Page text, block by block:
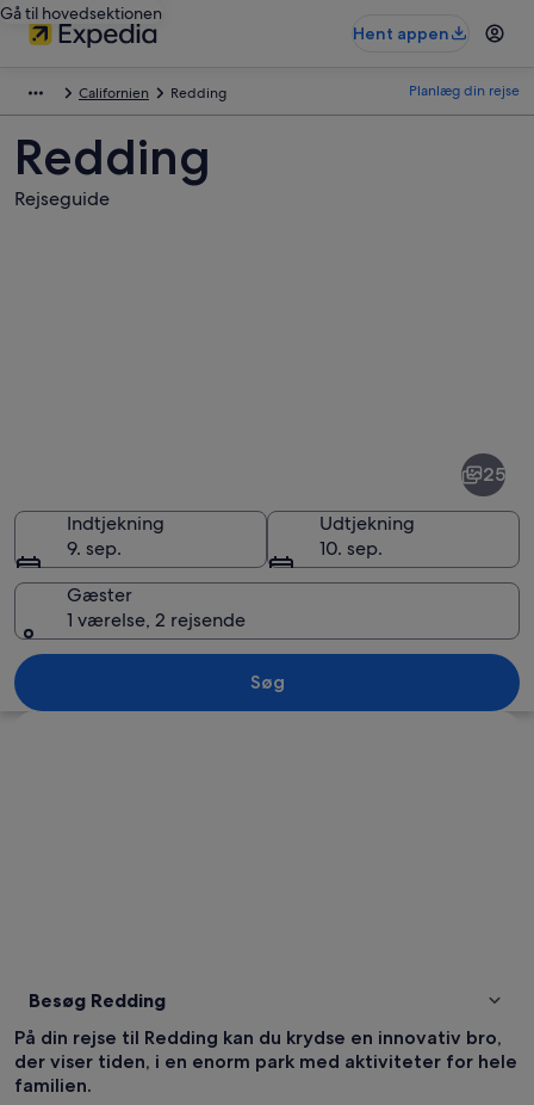
Gå til hovedsektionen
Hent appen
Californien Redding Planlæg din rejse
Redding
Rejseguide
Skotforretning på Main Street, en
25
Indtjekning
9. sep.
Udtjekning
10. sep.
Gæster
1 værelse, 2 rejsende
Søg
Besøg Redding
På din rejse til Redding kan du krydse en innovativ bro,
der viser tiden, i en enorm park med aktiviteter for hele
familien.